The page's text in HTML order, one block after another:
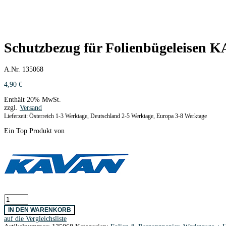
Schutzbezug für Folienbügeleisen
A.Nr. 135068
4,90 €
Enthält 20% MwSt.
zzgl. Versand
Lieferzeit: Österreich 1-3 Werktage, Deutschland 2-5 Werktage, Europa 3-8 Werktage
Ein Top Produkt von
Schutzbezug
für
Folienbügeleisen
KAVAN
IN DEN WARENKORB
auf die Vergleichsliste